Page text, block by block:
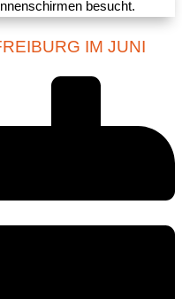
IM JUNI